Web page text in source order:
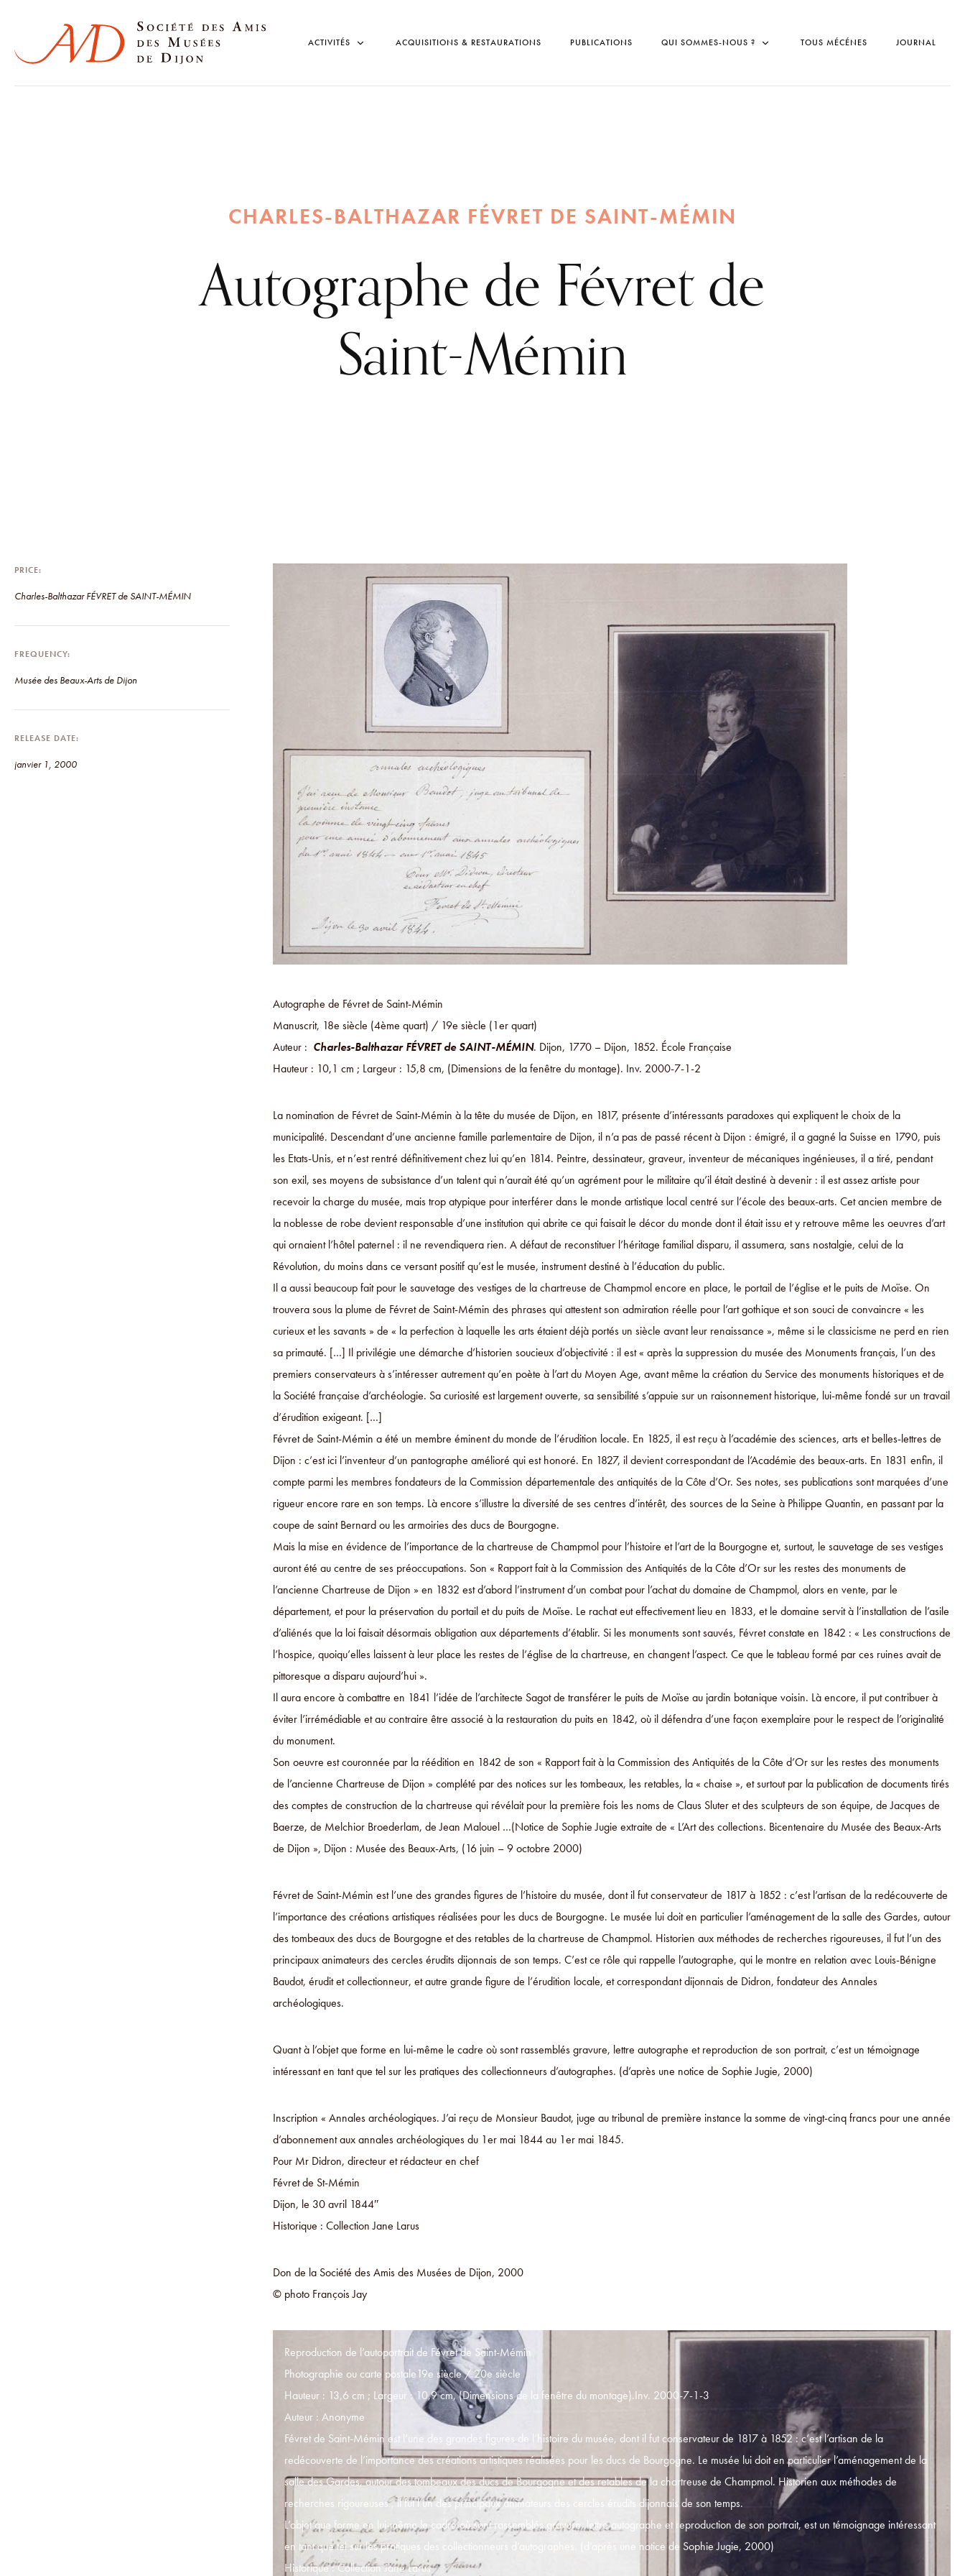
ACTIVITÉS ACQUISITIONS & RESTAURATIONS PUBLICATIONS QUI SOMMES-NOUS ? TOUS MÉCÉNES JOURNAL
CHARLES-BALTHAZAR FÉVRET DE SAINT-MÉMIN
Autographe de Févret de
Saint-Mémin
Autographe de Févret de Saint-Mémin
Manuscrit, 18e siècle (4ème quart) / 19e siècle (1er quart)
Auteur : Charles-Balthazar FÉVRET de SAINT-MÉMIN. Dijon, 1770 – Dijon, 1852. École Française
Hauteur : 10,1 cm ; Largeur : 15,8 cm, (Dimensions de la fenêtre du montage). Inv. 2000-7-1-2
La nomination de Févret de Saint-Mémin à la tête du musée de Dijon, en 1817, présente d’intéressants paradoxes qui expliquent le choix de la
municipalité. Descendant d’une ancienne famille parlementaire de Dijon, il n’a pas de passé récent à Dijon : émigré, il a gagné la Suisse en 1790, puis
les Etats-Unis, et n’est rentré définitivement chez lui qu’en 1814. Peintre, dessinateur, graveur, inventeur de mécaniques ingénieuses, il a tiré, pendant
son exil, ses moyens de subsistance d’un talent qui n’aurait été qu’un agrément pour le militaire qu’il était destiné à devenir : il est assez artiste pour
recevoir la charge du musée, mais trop atypique pour interférer dans le monde artistique local centré sur l’école des beaux-arts. Cet ancien membre de
la noblesse de robe devient responsable d’une institution qui abrite ce qui faisait le décor du monde dont il était issu et y retrouve même les oeuvres d’art
qui ornaient l’hôtel paternel : il ne revendiquera rien. A défaut de reconstituer l’héritage familial disparu, il assumera, sans nostalgie, celui de la
Révolution, du moins dans ce versant positif qu’est le musée, instrument destiné à l’éducation du public.
Il a aussi beaucoup fait pour le sauvetage des vestiges de la chartreuse de Champmol encore en place, le portail de l’église et le puits de Moïse. On
trouvera sous la plume de Févret de Saint-Mémin des phrases qui attestent son admiration réelle pour l’art gothique et son souci de convaincre « les
curieux et les savants » de « la perfection à laquelle les arts étaient déjà portés un siècle avant leur renaissance », même si le classicisme ne perd en rien
sa primauté. […] Il privilégie une démarche d’historien soucieux d’objectivité : il est « après la suppression du musée des Monuments français, l’un des
premiers conservateurs à s’intéresser autrement qu’en poète à l’art du Moyen Age, avant même la création du Service des monuments historiques et de
la Société française d’archéologie. Sa curiosité est largement ouverte, sa sensibilité s’appuie sur un raisonnement historique, lui-même fondé sur un travail
d’érudition exigeant. […]
Févret de Saint-Mémin a été un membre éminent du monde de l’érudition locale. En 1825, il est reçu à l’académie des sciences, arts et belles-lettres de
Dijon : c’est ici l’inventeur d’un pantographe amélioré qui est honoré. En 1827, il devient correspondant de l’Académie des beaux-arts. En 1831 enfin, il
compte parmi les membres fondateurs de la Commission départementale des antiquités de la Côte d’Or. Ses notes, ses publications sont marquées d’une
rigueur encore rare en son temps. Là encore s’illustre la diversité de ses centres d’intérêt, des sources de la Seine à Philippe Quantin, en passant par la
coupe de saint Bernard ou les armoiries des ducs de Bourgogne.
Mais la mise en évidence de l’importance de la chartreuse de Champmol pour l’histoire et l’art de la Bourgogne et, surtout, le sauvetage de ses vestiges
auront été au centre de ses préoccupations. Son « Rapport fait à la Commission des Antiquités de la Côte d’Or sur les restes des monuments de
l’ancienne Chartreuse de Dijon » en 1832 est d’abord l’instrument d’un combat pour l’achat du domaine de Champmol, alors en vente, par le
département, et pour la préservation du portail et du puits de Moïse. Le rachat eut effectivement lieu en 1833, et le domaine servit à l’installation de l’asile
d’aliénés que la loi faisait désormais obligation aux départements d’établir. Si les monuments sont sauvés, Févret constate en 1842 : « Les constructions de
l’hospice, quoiqu’elles laissent à leur place les restes de l’église de la chartreuse, en changent l’aspect. Ce que le tableau formé par ces ruines avait de
pittoresque a disparu aujourd’hui ».
Il aura encore à combattre en 1841 l’idée de l’architecte Sagot de transférer le puits de Moïse au jardin botanique voisin. Là encore, il put contribuer à
éviter l’irrémédiable et au contraire être associé à la restauration du puits en 1842, où il défendra d’une façon exemplaire pour le respect de l’originalité
du monument.
Son oeuvre est couronnée par la réédition en 1842 de son « Rapport fait à la Commission des Antiquités de la Côte d’Or sur les restes des monuments
de l’ancienne Chartreuse de Dijon » complété par des notices sur les tombeaux, les retables, la « chaise », et surtout par la publication de documents tirés
des comptes de construction de la chartreuse qui révélait pour la première fois les noms de Claus Sluter et des sculpteurs de son équipe, de Jacques de
Baerze, de Melchior Broederlam, de Jean Malouel …(Notice de Sophie Jugie extraite de « L’Art des collections. Bicentenaire du Musée des Beaux-Arts
de Dijon », Dijon : Musée des Beaux-Arts, (16 juin – 9 octobre 2000)
Févret de Saint-Mémin est l’une des grandes figures de l’histoire du musée, dont il fut conservateur de 1817 à 1852 : c’est l’artisan de la redécouverte de
l’importance des créations artistiques réalisées pour les ducs de Bourgogne. Le musée lui doit en particulier l’aménagement de la salle des Gardes, autour
des tombeaux des ducs de Bourgogne et des retables de la chartreuse de Champmol. Historien aux méthodes de recherches rigoureuses, il fut l’un des
principaux animateurs des cercles érudits dijonnais de son temps. C’est ce rôle qui rappelle l’autographe, qui le montre en relation avec Louis-Bénigne
Baudot, érudit et collectionneur, et autre grande figure de l’érudition locale, et correspondant dijonnais de Didron, fondateur des Annales
archéologiques.
Quant à l’objet que forme en lui-même le cadre où sont rassemblés gravure, lettre autographe et reproduction de son portrait, c’est un témoignage
intéressant en tant que tel sur les pratiques des collectionneurs d’autographes. (d’après une notice de Sophie Jugie, 2000)
Inscription « Annales archéologiques. J’ai reçu de Monsieur Baudot, juge au tribunal de première instance la somme de vingt-cinq francs pour une année
d’abonnement aux annales archéologiques du 1er mai 1844 au 1er mai 1845.
Pour Mr Didron, directeur et rédacteur en chef
Févret de St-Mémin
Dijon, le 30 avril 1844″
Historique : Collection Jane Larus
Don de la Société des Amis des Musées de Dijon, 2000
© photo François Jay
Reproduction de l’autoportrait de Févret de Saint-Mémin
Photographie ou carte postale19e siècle / 20e siècle
Hauteur : 13,6 cm ; Largeur : 10,9 cm, (Dimensions de la fenêtre du montage).Inv. 2000-7-1-3
Auteur : Anonyme
Févret de Saint-Mémin est l’une des grandes figures de l’histoire du musée, dont il fut conservateur de 1817 à 1852 : c’est l’artisan de la
redécouverte de l’importance des créations artistiques réalisées pour les ducs de Bourgogne. Le musée lui doit en particulier l’aménagement de la
salle des Gardes, autour des tombeaux des ducs de Bourgogne et des retables de la chartreuse de Champmol. Historien aux méthodes de
recherches rigoureuses , il fut l’un des principaux animateurs des cercles érudits dijonnais de son temps.
L’objet que forme en lui-même le cadre où sont rassemblés gravure, lettre autographe et reproduction de son portrait, est un témoignage intéressant
en tant que tel sur les pratiques des collectionneurs d’autographes. (d’après une notice de Sophie Jugie, 2000)
Historique : Collection Jane Larus
PRICE
Charles-Balthazar FÉVRET de SAINT-MÉMIN
FREQUENCY
Musée des Beaux-Arts de Dijon
RELEASE DATE
janvier 1, 2000